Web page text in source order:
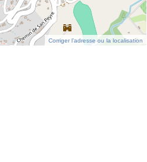
Corriger l’adresse ou la localisation